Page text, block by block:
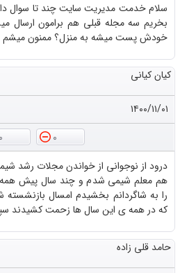
سلام خدمت مدیریت سایت چند تا سوال
بخریم سه مجله قبلی هم برامون ارسال
خودش پست میشه به منزل؟ ممنون میشم
کیان کیانی
۱۴۰۰/۱۱/۰۱
0
0
درود از نوجوانی از خواندن مجلات رشد
هم معلم شیمی شدم و چند سال پیش
را به شاگردانم بخشیدم امسال
که در همه ی این سال ها زحمت کشیدند
حامد قلی زاده